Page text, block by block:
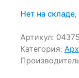
Нет на
Артикул: 04375
Категория: